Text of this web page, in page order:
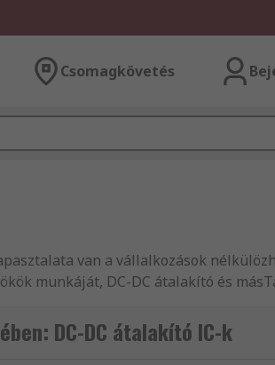
Csomagkövetés
van a vállalkozások
munkáját, DC-DC átalakító és
fogják a másnapi kiszállítási
termékeink megfeleljenek a
DC-DC átalakító IC-k